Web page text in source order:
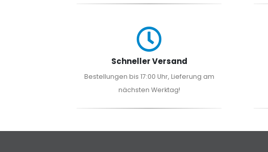
Schneller Versand
Bestellungen bis 17:00 Uhr, Lieferung am
nächsten Werktag!